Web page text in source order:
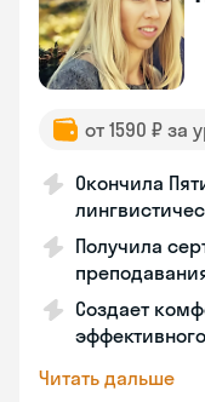
от 1590 ₽ за
Окончила
Получила
Создает
Читать дальше